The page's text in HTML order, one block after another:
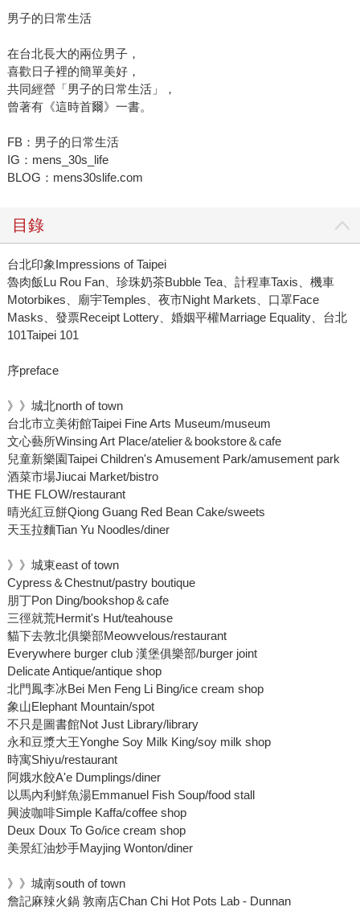
男子的日常生活
在台北長大的兩位男子，
喜歡日子裡的簡單美好，
共同經營「男子的日常生活」，
曾著有《這時首爾》一書。
FB：男子的日常生活
IG：mens_30s_life
BLOG：mens30slife.com
目錄
台北印象Impressions of Taipei
魯肉飯Lu Rou Fan、珍珠奶茶Bubble Tea、計程車Taxis、機車
Motorbikes、廟宇Temples、夜市Night Markets、口罩Face
Masks、發票Receipt Lottery、婚姻平權Marriage Equality、台北
101Taipei 101
序preface
》》城北north of town
台北市立美術館Taipei Fine Arts Museum/museum
文心藝所Winsing Art Place/atelier＆bookstore＆cafe
兒童新樂園Taipei Children's Amusement Park/amusement park
酒菜市場Jiucai Market/bistro
THE FLOW/restaurant
晴光紅豆餅Qiong Guang Red Bean Cake/sweets
天玉拉麵Tian Yu Noodles/diner
》》城東east of town
Cypress＆Chestnut/pastry boutique
朋丁Pon Ding/bookshop＆cafe
三徑就荒Hermit's Hut/teahouse
貓下去敦北俱樂部Meowvelous/restaurant
Everywhere burger club 漢堡俱樂部/burger joint
Delicate Antique/antique shop
北門鳳李冰Bei Men Feng Li Bing/ice cream shop
象山Elephant Mountain/spot
不只是圖書館Not Just Library/library
永和豆漿大王Yonghe Soy Milk King/soy milk shop
時寓Shiyu/restaurant
阿娥水餃A'e Dumplings/diner
以馬內利鮮魚湯Emmanuel Fish Soup/food stall
興波咖啡Simple Kaffa/coffee shop
Deux Doux To Go/ice cream shop
美景紅油炒手Mayjing Wonton/diner
》》城南south of town
詹記麻辣火鍋 敦南店Chan Chi Hot Pots Lab - Dunnan